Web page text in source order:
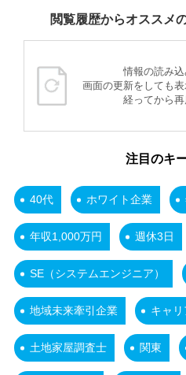
閲覧履歴からオススメ
情報の読み込
画面の更新をしても
経ってから再
注目のキ
40代 ホワイト企業
年収1,000万円 週休3日
SE（システムエンジニア）
地域未来牽引企業 キャ
土地家屋調査士 関東